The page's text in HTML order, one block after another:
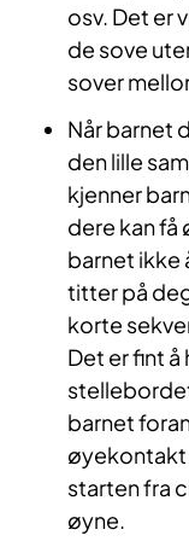
osv. Det er
de sove
sover
Når barnet
den lille
kjenner
dere kan
barnet ikke
titter på
korte
Det er fint
barnet
øyekontakt
starten fra
øyne.